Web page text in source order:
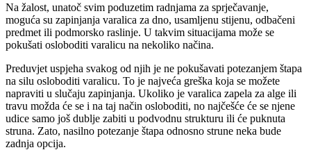
Na žalost, unatoč svim poduzetim radnjama za sprječavanje,
moguća su zapinjanja varalica za dno, usamljenu stijenu, odbačeni
predmet ili podmorsko raslinje. U takvim situacijama može se
pokušati osloboditi varalicu na nekoliko načina.
Preduvjet uspjeha svakog od njih je ne pokušavati potezanjem štapa
na silu osloboditi varalicu. To je najveća greška koja se možete
napraviti u slučaju zapinjanja. Ukoliko je varalica zapela za alge ili
travu možda će se i na taj način osloboditi, no najčešće će se njene
udice samo još dublje zabiti u podvodnu strukturu ili će puknuta
struna. Zato, nasilno potezanje štapa odnosno strune neka bude
zadnja opcija.